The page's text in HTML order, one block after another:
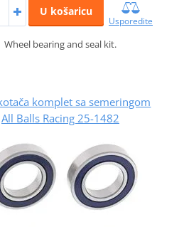
U košaricu
Usporedite
Wheel bearing and seal kit.
komplet sa semeringom
All Balls Racing 25-1482